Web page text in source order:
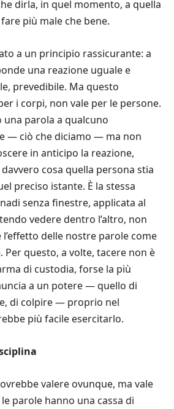
dirla, in quel momento, a quella
più male che bene.
a un principio rassicurante: a
una reazione uguale e
prevedibile. Ma questo
i corpi, non vale per le persone.
parola a qualcuno
— ciò che diciamo — ma non
in anticipo la reazione,
cosa quella persona stia
preciso istante. È la stessa
senza finestre, applicata al
vedere dentro l’altro, non
delle nostre parole come
Per questo, a volte, tacere non è
di custodia, forse la più
a un potere — quello di
di colpire — proprio nel
più facile esercitarlo.
valere ovunque, ma vale
parole hanno una cassa di